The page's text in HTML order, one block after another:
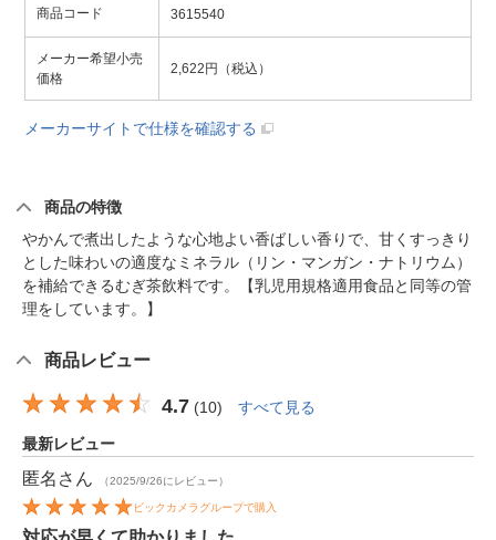
商品コード 3615540
メーカー希望小売
価格
2,622円（税込）
メーカーサイトで仕様を確認する
商品の特徴
やかんで煮出したような心地よい香ばしい香りで、甘くすっきり
とした味わいの適度なミネラル（リン・マンガン・ナトリウム）
を補給できるむぎ茶飲料です。【乳児用規格適用食品と同等の管
理をしています。】
商品レビュー
4.7 (10) すべて見る
最新レビュー
匿名 さん （2025/9/26にレビュー）
ビックカメラグループで購入